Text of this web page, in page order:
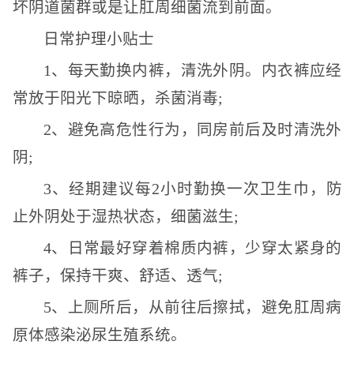
坏阴道菌群或是让肛周细菌流到前面。
日常护理小贴士
1、每天勤换内裤，清洗外阴。内衣裤应经
常放于阳光下晾晒，杀菌消毒;
2、避免高危性行为，同房前后及时清洗外
阴;
3、经期建议每2小时勤换一次卫生巾，防
止外阴处于湿热状态，细菌滋生;
4、日常最好穿着棉质内裤，少穿太紧身的
裤子，保持干爽、舒适、透气;
5、上厕所后，从前往后擦拭，避免肛周病
原体感染泌尿生殖系统。